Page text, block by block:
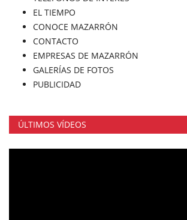
EL TIEMPO
CONOCE MAZARRÓN
CONTACTO
EMPRESAS DE MAZARRÓN
GALERÍAS DE FOTOS
PUBLICIDAD
ÚLTIMOS VÍDEOS